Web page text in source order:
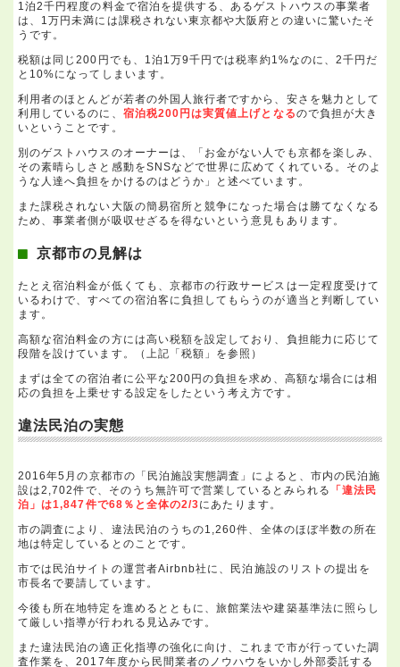
1泊2千円程度の料金で宿泊を提供する、あるゲストハウスの事業者
は、1万円未満には課税されない東京都や大阪府との違いに驚いたそ
うです。
税額は同じ200円でも、1泊1万9千円では税率約1%なのに、2千円だ
と10%になってしまいます。
利用者のほとんどが若者の外国人旅行者ですから、安さを魅力として
利用しているのに、 宿泊税200円は実質値上げとなるので負担が大き
いということです。
別のゲストハウスのオーナーは、「お金がない人でも京都を楽しみ、
その素晴らしさと感動をSNSなどで世界に広めてくれている。そのよ
うな人達へ負担をかけるのはどうか」と述べています。
また課税されない大阪の簡易宿所と競争になった場合は勝てなくなる
ため、事業者側が吸収せざるを得ないという意見もあります。
京都市の見解は
たとえ宿泊料金が低くても、京都市の行政サービスは一定程度受けて
いるわけで、すべての宿泊客に負担してもらうのが適当と判断してい
ます。
高額な宿泊料金の方には高い税額を設定しており、負担能力に応じて
段階を設けています。（上記「税額」を参照）
まずは全ての宿泊者に公平な200円の負担を求め、高額な場合には相
応の負担を上乗せする設定をしたという考え方です。
違法民泊の実態
2016年5月の京都市の「民泊施設実態調査」によると、市内の民泊施
設は2,702件で、そのうち無許可で営業しているとみられる
「違法民
泊」は1,847件で68％と全体の2/3にあたります。
市の調査により、違法民泊のうちの1,260件、全体のほぼ半数の所在
地は特定しているとのことです。
市では民泊サイトの運営者Airbnb社に、民泊施設のリストの提出を
市長名で要請しています。
今後も所在地特定を進めるとともに、旅館業法や建築基準法に照らし
て厳しい指導が行われる見込みです。
また違法民泊の適正化指導の強化に向け、これまで市が行っていた調
査作業を、2017年度から民間業者のノウハウをいかし外部委託する